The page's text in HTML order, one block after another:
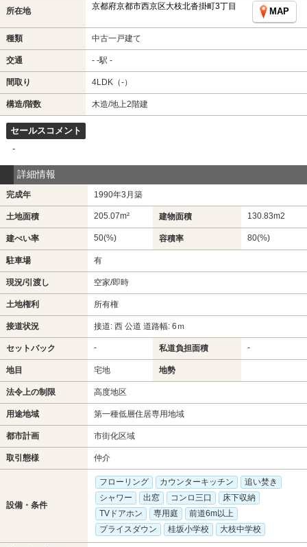
所在地 京都府京都市西京区大枝北沓掛町3丁目
MAP
種類 中古一戸建て
交通 - -駅 -
間取り 4LDK（-）
構造/階数 木造/地上2階建
セールスコメント
-
詳細情報
完成年 1990年3月築
土地面積 205.07m² 建物面積 130.83m2
建ぺい率 50(%) 容積率 80(%)
駐車場 有
現況/引渡し 空家/即時
土地権利 所有権
接道状況 接道: 西 公道 道路幅: 6ｍ
セットバック - 私道負担面積 -
地目 宅地 地勢
法令上の制限 高度地区
用途地域 第一種低層住居専用地域
都市計画 市街化区域
取引態様 仲介
設備・条件
フローリング カウンターキッチン
追い焚き
シャワー
出窓 コンロ三口
床下収納
TVドアホン
専用庭
前道6m以上
プライスダウン
桂坂小学校 大枝中学校